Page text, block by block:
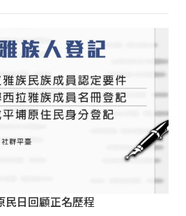
民日回顧正名歷程